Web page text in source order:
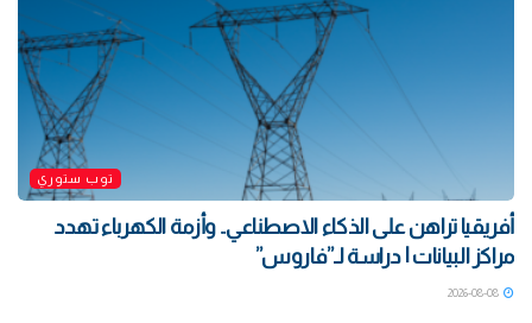
توب ستوري
أفريقيا تراهن على الذكاء الاصطناعي.. وأزمة الكهرباء تهدد
مراكز البيانات | دراسة لـ”فاروس”